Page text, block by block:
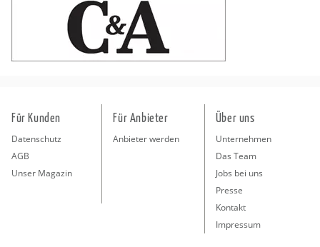
Für Kunden
Datenschutz
AGB
Unser Magazin
Für Anbieter
Anbieter werden
Über uns
Unternehmen
Das Team
Jobs bei uns
Presse
Kontakt
Impressum